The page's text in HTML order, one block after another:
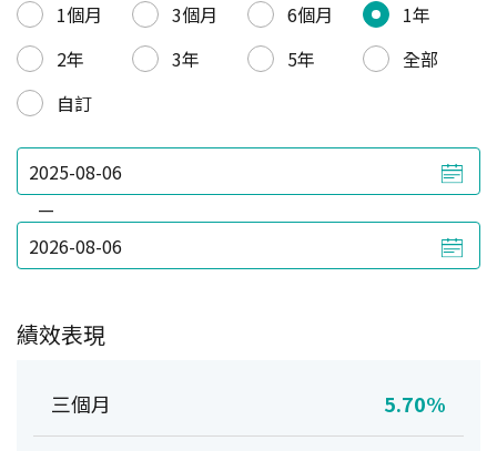
1個月
3個月 6個月
1年
2年
3年 5年
全部
自訂
—
績效表現
三個月 5.70%